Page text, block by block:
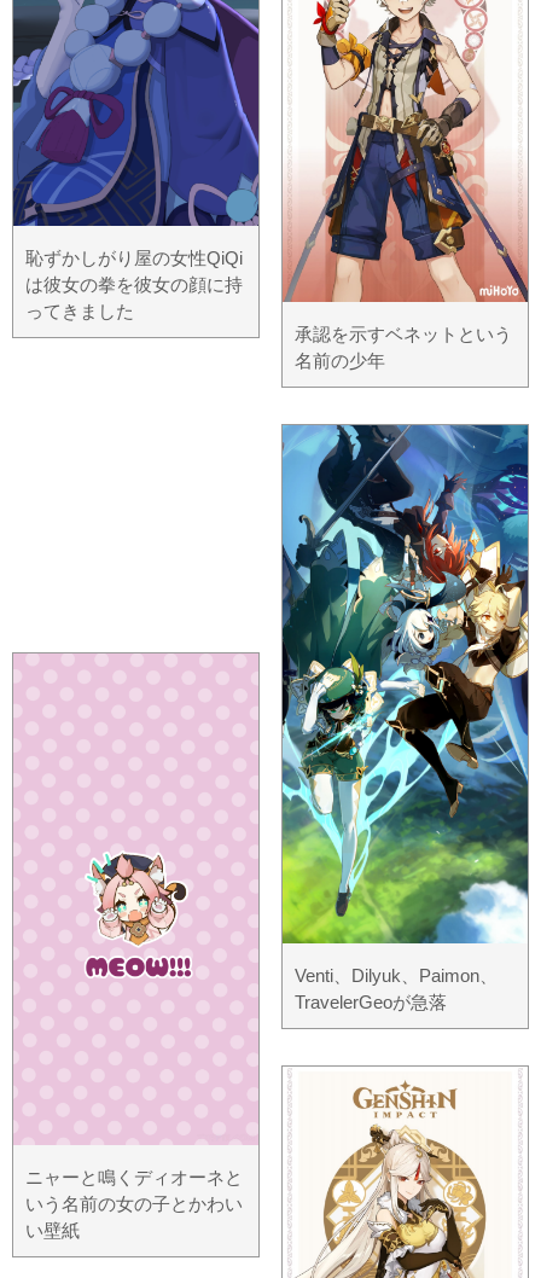
恥ずかしがり屋の女性QiQi
は彼女の拳を彼女の顔に持
ってきました
ニャーと鳴くディオーネと
いう名前の女の子とかわい
い壁紙
承認を示すベネットという
名前の少年
Venti、Dilyuk、Paimon、
TravelerGeoが急落